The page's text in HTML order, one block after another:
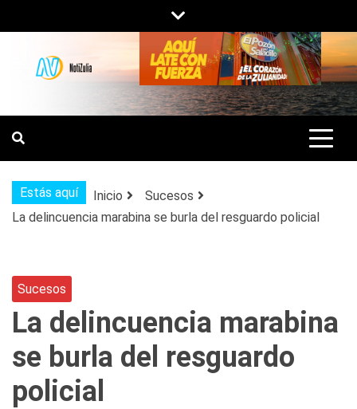
al
contenido
NOTIZULIA
NOTICIAS DEL ZULIA, VENEZUELA Y
DE INTERÉS GENERAL.
Estás aquí Inicio
Sucesos
La delincuencia marabina se burla del resguardo policial
Sucesos
La delincuencia marabina
se burla del resguardo
policial